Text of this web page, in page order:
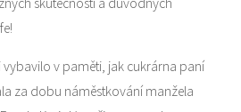
vybavilo v paměti, jak cukrárna paní
za dobu náměstkování manžela